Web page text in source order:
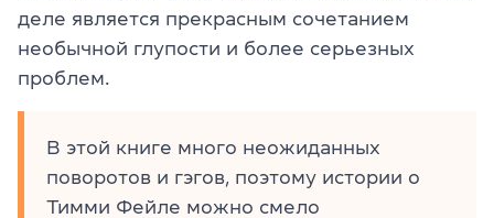
деле является прекрасным сочетанием
необычной глупости и более серьезных
проблем.
В этой книге много неожиданных
поворотов и гэгов, поэтому истории о
Тимми Фейле можно смело